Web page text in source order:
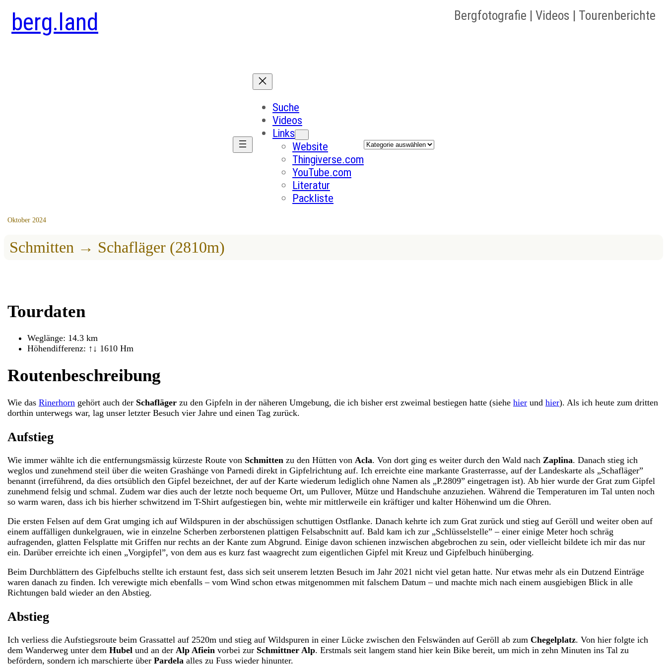
berg.land Bergfotografie | Videos | Tourenberichte
Suche
Videos
Links
Website
Thingiverse.com
YouTube.com
Literatur
Packliste
Kategorien
Oktober 2024
Schmitten → Schafläger (2810m)
Tourdaten
Weglänge: 14.3 km
Höhendifferenz: ↑↓ 1610 Hm
Routenbeschreibung
Wie dasRinerhorn gehört auch der Schafläger zu den Gipfeln in der näheren Umgebung, die ich bisher erst zweimal bestiegen hatte (siehehier undhier). Als ich heute zum dritten
dorthin unterwegs war, lag unser letzter Besuch vier Jahre und einen Tag zurück.
Aufstieg
Wie immer wählte ich die entfernungsmässig kürzeste Route von Schmitten zu den Hütten vonAcla. Von dort ging es weiter durch den Wald nachZaplina. Danach stieg ich
weglos und zunehmend steil über die weiten Grashänge von Parnedi direkt in Gipfelrichtung auf. Ich erreichte eine markante Grasterrasse, auf der Landeskarte als „Schafläger”
benannt (irreführend, da dies ortsüblich den Gipfel bezeichnet, der auf der Karte wiederum lediglich ohne Namen als „P.2809” eingetragen ist). Ab hier wurde der Grat zum Gipfel
zunehmend felsig und schmal. Zudem war dies auch der letzte noch bequeme Ort, um Pullover, Mütze und Handschuhe anzuziehen. Während die Temperaturen im Tal unten noch
so warm waren, dass ich bis hierher schwitzend im T-Shirt aufgestiegen bin, wehte mir mittlerweile ein kräftiger und kalter Höhenwind um die Ohren.
Die ersten Felsen auf dem Grat umging ich auf Wildspuren in der abschüssigen schuttigen Ostflanke. Danach kehrte ich zum Grat zurück und stieg auf Geröll und weiter oben auf
einem auffälligen dunkelgrauen, wie in einzelne Scherben zerborstenen plattigen Felsabschnitt auf. Bald kam ich zur „Schlüsselstelle” – einer einige Meter hoch schräg
aufragenden, glatten Felsplatte mit Griffen nur rechts an der Kante zum Abgrund. Einige davon schienen inzwischen abgebrochen zu sein, oder vielleicht bildete ich mir das nur
ein. Darüber erreichte ich einen „Vorgipfel”, von dem aus es kurz fast waagrecht zum eigentlichen Gipfel mit Kreuz und Gipfelbuch hinüberging.
Beim Durchblättern des Gipfelbuchs stellte ich erstaunt fest, dass sich seit unserem letzten Besuch im Jahr 2021 nicht viel getan hatte. Nur etwas mehr als ein Dutzend Einträge
waren danach zu finden. Ich verewigte mich ebenfalls – vom Wind schon etwas mitgenommen mit falschem Datum – und machte mich nach einem ausgiebigen Blick in alle
Richtungen bald wieder an den Abstieg.
Abstieg
Ich verliess die Aufstiegsroute beim Grassattel auf 2520m und stieg auf Wildspuren in einer Lücke zwischen den Felswänden auf Geröll ab zumChegelplatz. Von hier folgte ich
dem Wanderweg unter demHubel und an derAlp Afiein vorbei zur Schmittner Alp. Erstmals seit langem stand hier kein Bike bereit, um mich in zehn Minuten ins Tal zu
befördern, sondern ich marschierte überPardela alles zu Fuss wieder hinunter.